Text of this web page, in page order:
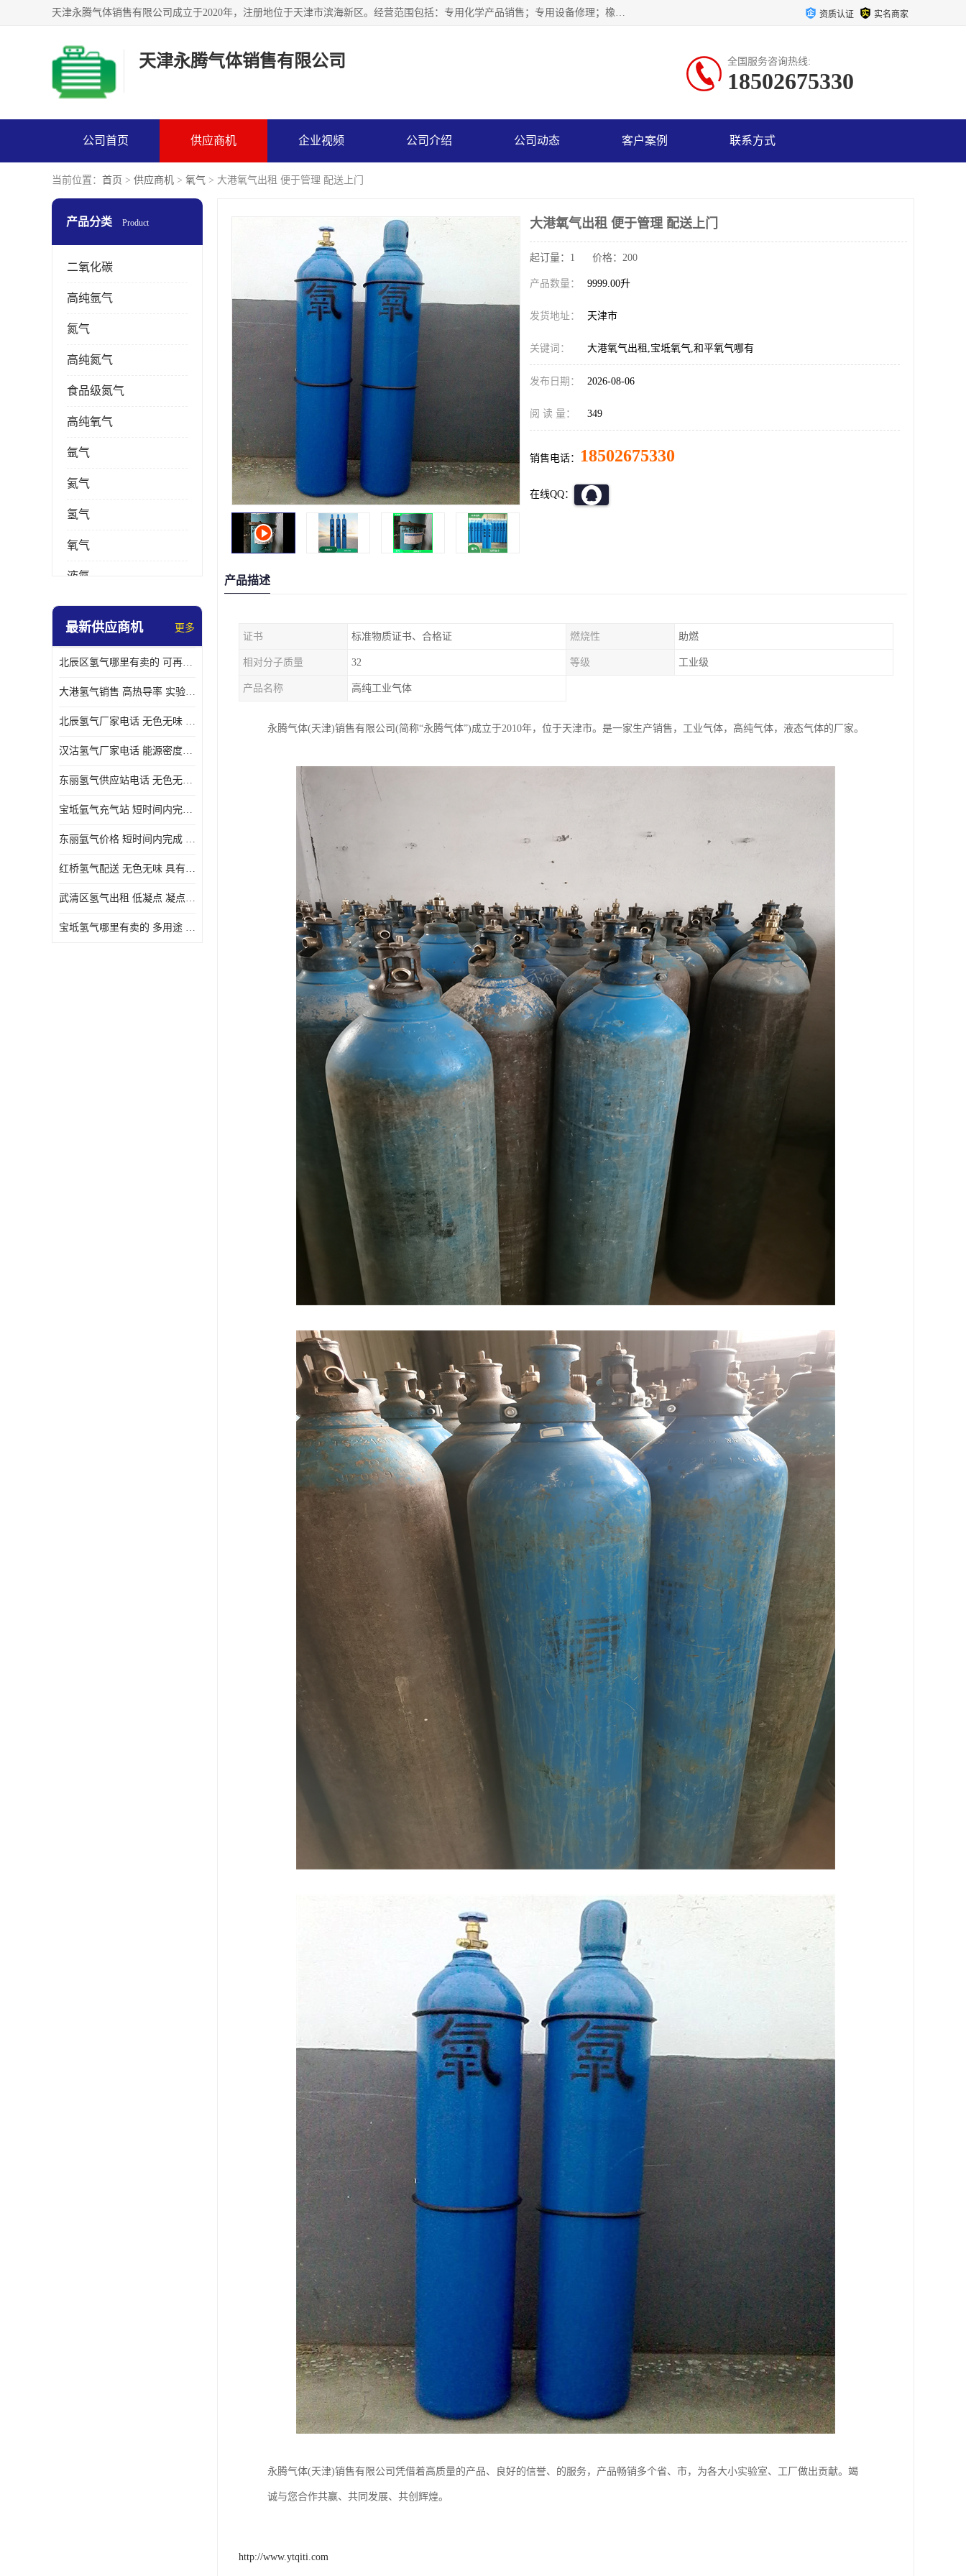
天津永腾气体销售有限公司成立于2020年，注册地位于天津市滨海新区。经营范围包括：专用化学产品销售；专用设备修理；橡胶制品销售；气体压缩机械销售；特种设备销售；仪器仪表销售；机械设备租赁；五金产品批发；食品添加剂销售等，主要供应：氧气、乙炔、氮气、氩气、氢气、氦气、液氨、液氮、一氧化碳、二氧化碳等，各种工业气体，高纯气体，食品级气体。 资质认证 实名商家
天津永腾气体销售有限公司 全国服务咨询热线:
18502675330
公司首页 供应商机 企业视频 公司介绍 公司动态 客户案例 联系方式
当前位置： 首页 > 供应商机 > 氧气 > 大港氧气出租 便于管理 配送上门
产品分类 Product
二氧化碳
高纯氩气
氮气
高纯氮气
食品级氮气
高纯氧气
氩气
氦气
氢气
氧气
液氮
乙炔
最新供应商机 更多
北辰区氢气哪里有卖的 可再生 实验室应用
大港氢气销售 高热导率 实验室应用
北辰氢气厂家电话 无色无味 凝点为-259
汉沽氢气厂家电话 能源密度高 储存和传输便利
东丽氢气供应站电话 无色无味 储存和传输便利
宝坻氩气充气站 短时间内完成 人员经过培训
东丽氩气价格 短时间内完成 物流管理优良
红桥氢气配送 无色无味 具有较低的密度
武清区氢气出租 低凝点 凝点为-259
宝坻氢气哪里有卖的 多用途 可以在空气中上升
大港氧气出租 便于管理 配送上门
起订量：1 价格：200
产品数量： 9999.00升
发货地址： 天津市
关键词： 大港氧气出租,宝坻氧气,和平氧气哪有
发布日期： 2026-08-06
阅 读 量： 349
销售电话： 18502675330
在线QQ：
产品描述
证书 标准物质证书、合格证 燃烧性 助燃
相对分子质量 32 等级 工业级
产品名称 高纯工业气体
永腾气体(天津)销售有限公司(简称“永腾气体”)成立于2010年，位于天津市。是一家生产销售，工业气体，高纯气体，液态气体的厂家。
永腾气体(天津)销售有限公司凭借着高质量的产品、良好的信誉、的服务，产品畅销多个省、市，为各大小实验室、工厂做出贡献。竭
诚与您合作共赢、共同发展、共创辉煌。
http://www.ytqiti.com